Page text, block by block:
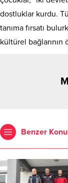
dostluklar kurdu.
tanıma fırsatı
kültürel bağlarının
Benzer